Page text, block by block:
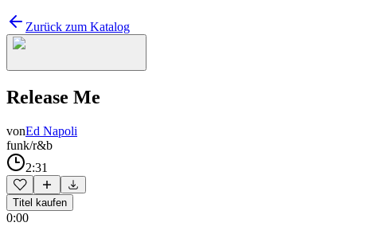
Zurück zum Katalog
Release Me
vonEd Napoli
funk/r&b
2:31
Titel kaufen
0:00